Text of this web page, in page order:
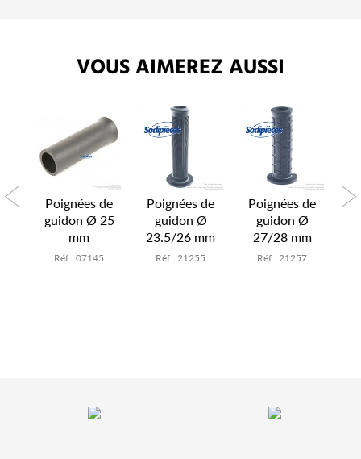
VOUS AIMEREZ AUSSI
Poignées de
guidon Ø 25
mm
Réf : 07145
Poignées de
guidon Ø
23.5/26 mm
Réf : 21255
Poignées de
guidon Ø
27/28 mm
Réf : 21257